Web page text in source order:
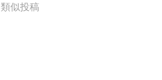
類似投稿